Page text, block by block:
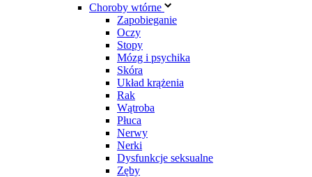
Choroby wtórne
Zapobieganie
Oczy
Stopy
Mózg i psychika
Skóra
Układ krążenia
Rak
Wątroba
Płuca
Nerwy
Nerki
Dysfunkcje seksualne
Zęby